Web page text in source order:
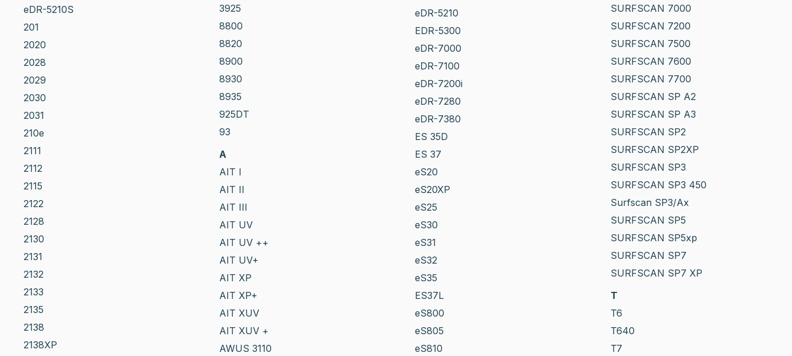
eDR-5210S
201
2020
2028
2029
2030
2031
210e
2111
2112
2115
2122
2128
2130
2131
2132
2133
2135
2138
2138XP
3925
8800
8820
8900
8930
8935
925DT
93
A
AIT I
AIT II
AIT III
AIT UV
AIT UV ++
AIT UV+
AIT XP
AIT XP+
AIT XUV
AIT XUV +
AWUS 3110
eDR-5210
EDR-5300
eDR-7000
eDR-7100
eDR-7200i
eDR-7280
eDR-7380
ES 35D
ES 37
eS20
eS20XP
eS25
eS30
eS31
eS32
eS35
ES37L
eS800
eS805
eS810
SURFSCAN 7000
SURFSCAN 7200
SURFSCAN 7500
SURFSCAN 7600
SURFSCAN 7700
SURFSCAN SP A2
SURFSCAN SP A3
SURFSCAN SP2
SURFSCAN SP2XP
SURFSCAN SP3
SURFSCAN SP3 450
Surfscan SP3/Ax
SURFSCAN SP5
SURFSCAN SP5xp
SURFSCAN SP7
SURFSCAN SP7 XP
T
T6
T640
T7